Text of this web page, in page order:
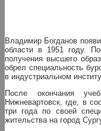
Владимир Богданов
области в 1951 году.
получения высшего
обрел специальность
в индустриальном
После окончания
Нижневартовск, где, в
три года по своей
жительства на город